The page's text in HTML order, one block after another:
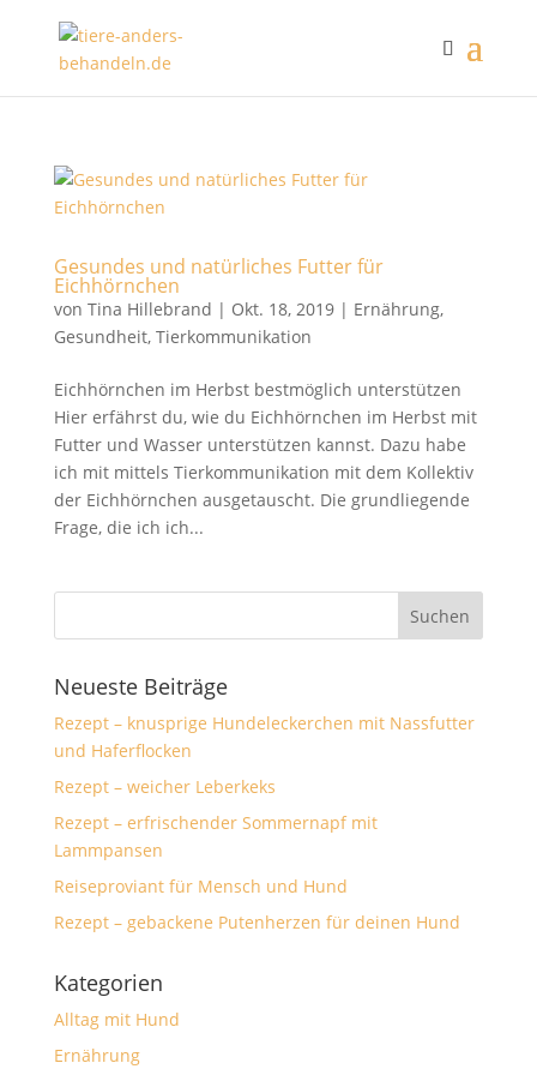
Gesundes und natürliches Futter für
Eichhörnchen
von Tina Hillebrand | Okt. 18, 2019| Ernährung,
Gesundheit, Tierkommunikation
Eichhörnchen im Herbst bestmöglich unterstützen
Hier erfährst du, wie du Eichhörnchen im Herbst mit
Futter und Wasser unterstützen kannst. Dazu habe
ich mit mittels Tierkommunikation mit dem Kollektiv
der Eichhörnchen ausgetauscht. Die grundliegende
Frage, die ich ich...
Neueste Beiträge
Rezept – knusprige Hundeleckerchen mit Nassfutter
und Haferflocken
Rezept – weicher Leberkeks
Rezept – erfrischender Sommernapf mit
Lammpansen
Reiseproviant für Mensch und Hund
Rezept – gebackene Putenherzen für deinen Hund
Kategorien
Alltag mit Hund
Ernährung